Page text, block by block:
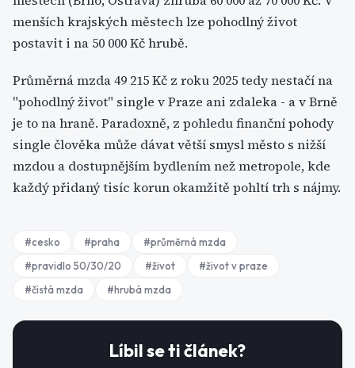
menších krajských městech lze pohodlný život
postavit i na 50 000 Kč hrubě.
Průměrná mzda 49 215 Kč z roku 2025 tedy nestačí na
"pohodlný život" single v Praze ani zdaleka - a v Brně
je to na hraně. Paradoxně, z pohledu finanční pohody
single člověka může dávat větší smysl město s nižší
mzdou a dostupnějším bydlením než metropole, kde
každý přidaný tisíc korun okamžitě pohltí trh s nájmy.
#cesko #praha #průměrná mzda
#pravidlo 50/30/20 #život #život v praze
#čistá mzda #hrubá mzda
Líbil se ti článek?